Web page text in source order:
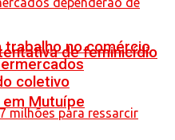
de feminicídio
Mutuípe
trabalho no comércio
coletivo